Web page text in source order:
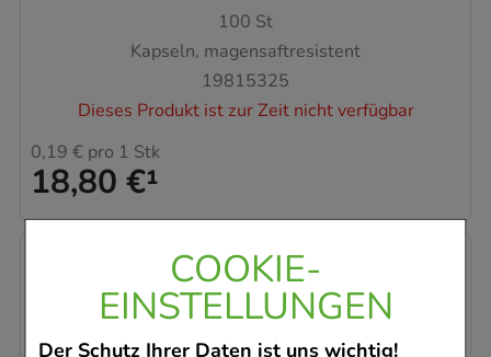
COOKIE-
EINSTELLUNGEN
Der Schutz Ihrer Daten ist uns wichtig!
100 St
Kapseln, magensaftresistent
19815325
Dieses Produkt ist zur Zeit nicht verfügbar
18,80 €¹
0,19 € pro 1 Stk